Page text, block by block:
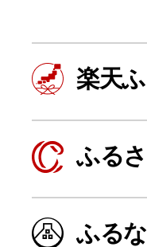
楽天
ふる
ふる